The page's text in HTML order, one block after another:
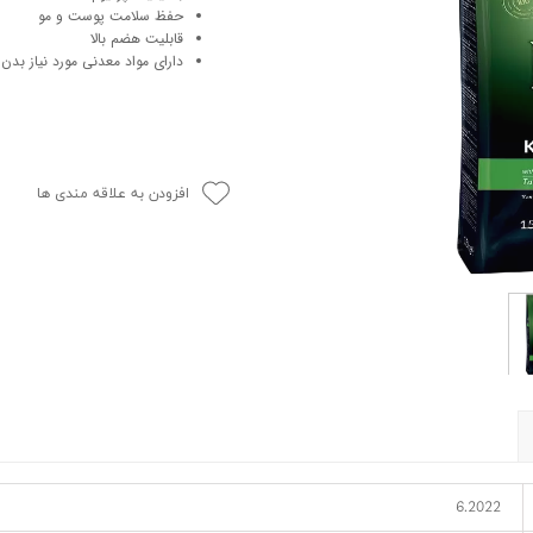
بچه گربه
حفظ سلامت پوست و مو
قابلیت هضم بالا
دارای مواد معدنی مورد نیاز
افزودن به علاقه مندی ها
6.2022